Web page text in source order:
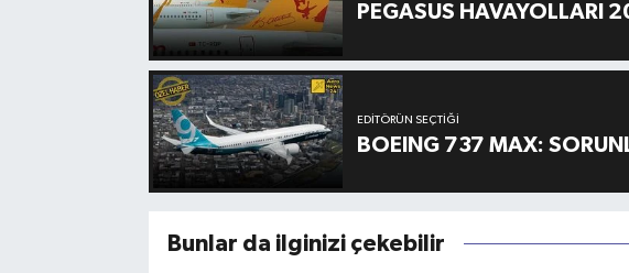
PEGASUS HAVAYOLLARI
EDITÖRÜN SEÇTIĞI
BOEING 737 MAX:
Bunlar da ilginizi çekebilir